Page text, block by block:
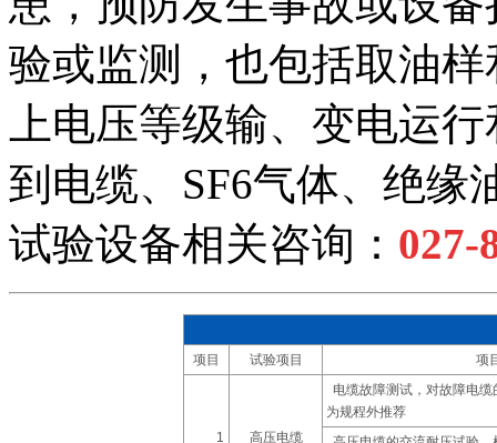
验或监测，也包括取油
上电压等级输、变电运
到电缆、SF6气体、绝缘
试验设备相关咨询： 027-
项目 试验项目 项
1 高压电缆
电缆故障测试，对故障电
为规程外推荐